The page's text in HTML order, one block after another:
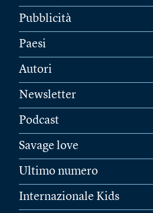
Pubblicità
Paesi
Autori
Newsletter
Podcast
Savage love
Ultimo numero
Internazionale Kids